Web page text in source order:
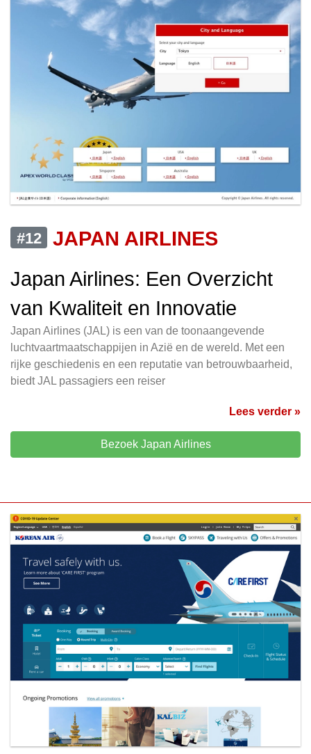
#12
JAPAN AIRLINES
Japan Airlines: Een Overzicht
van Kwaliteit en Innovatie
Japan Airlines (JAL) is een van de toonaangevende
luchtvaartmaatschappijen in Azië en de wereld. Met een
rijke geschiedenis en een reputatie van betrouwbaarheid,
biedt JAL passagiers een reiser
Lees verder »
Bezoek Japan Airlines